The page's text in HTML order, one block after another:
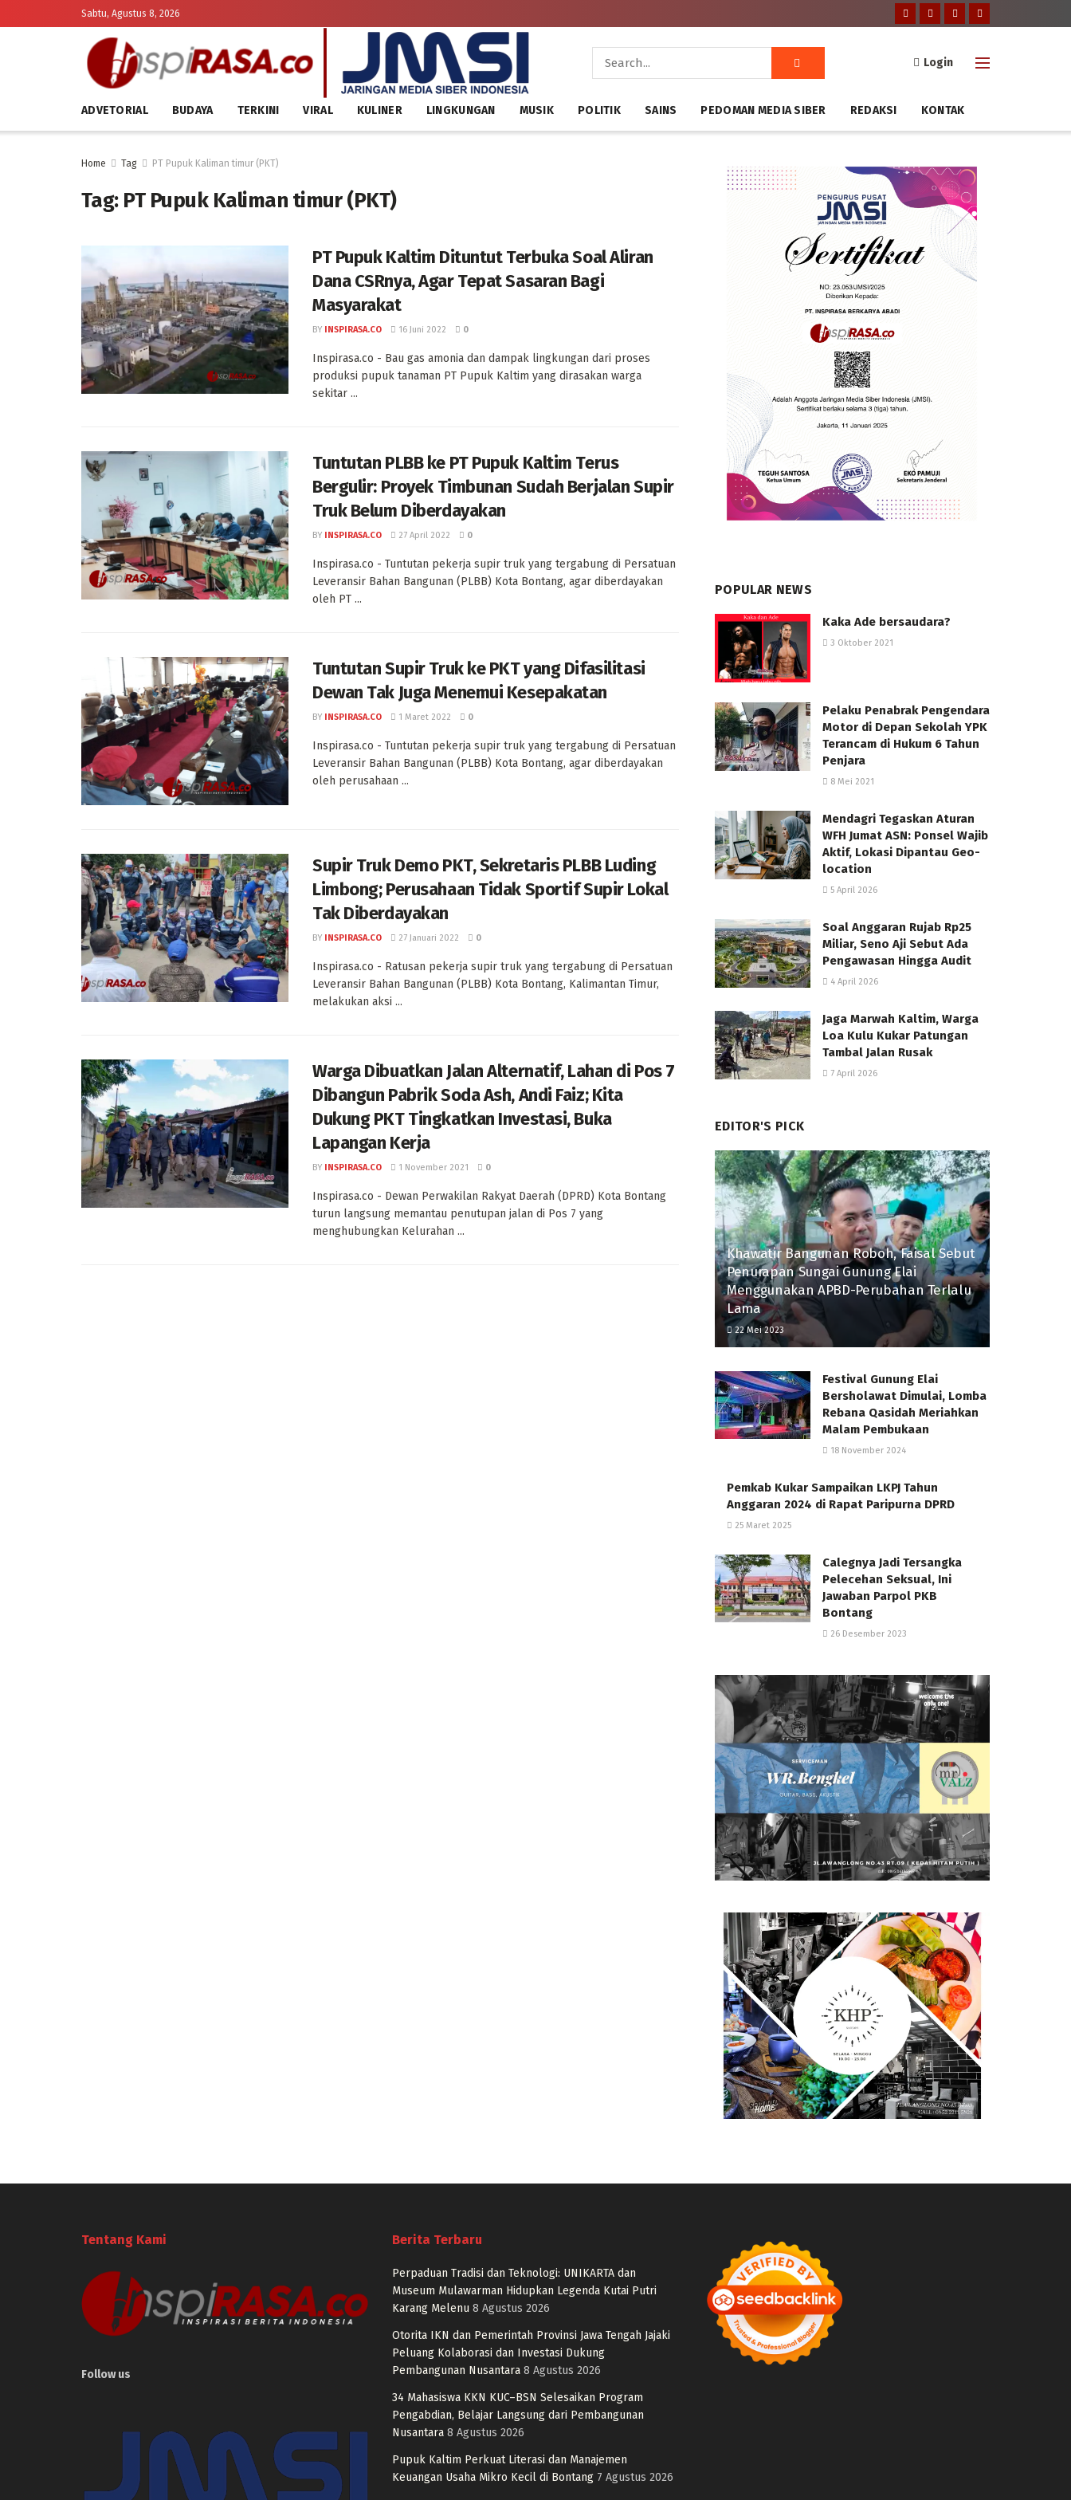
Sabtu, Agustus 8, 2026
Login
ADVETORIAL BUDAYA TERKINI VIRAL KULINER LINGKUNGAN MUSIK POLITIK SAINS PEDOMAN MEDIA SIBER REDAKSI KONTAK
Home Tag PT Pupuk Kaliman timur (PKT)
Tag: PT Pupuk Kaliman timur (PKT)
PT Pupuk Kaltim Dituntut Terbuka Soal Aliran
Dana CSRnya, Agar Tepat Sasaran Bagi
Masyarakat
BY INSPIRASA.CO 16 Juni 2022 0
Inspirasa.co - Bau gas amonia dan dampak lingkungan dari proses
produksi pupuk tanaman PT Pupuk Kaltim yang dirasakan warga
sekitar ...
Tuntutan PLBB ke PT Pupuk Kaltim Terus
Bergulir: Proyek Timbunan Sudah Berjalan Supir
Truk Belum Diberdayakan
BY INSPIRASA.CO 27 April 2022 0
Inspirasa.co - Tuntutan pekerja supir truk yang tergabung di Persatuan
Leveransir Bahan Bangunan (PLBB) Kota Bontang, agar diberdayakan
oleh PT ...
Tuntutan Supir Truk ke PKT yang Difasilitasi
Dewan Tak Juga Menemui Kesepakatan
BY INSPIRASA.CO 1 Maret 2022 0
Inspirasa.co - Tuntutan pekerja supir truk yang tergabung di Persatuan
Leveransir Bahan Bangunan (PLBB) Kota Bontang, agar diberdayakan
oleh perusahaan ...
Supir Truk Demo PKT, Sekretaris PLBB Luding
Limbong; Perusahaan Tidak Sportif Supir Lokal
Tak Diberdayakan
BY INSPIRASA.CO 27 Januari 2022 0
Inspirasa.co - Ratusan pekerja supir truk yang tergabung di Persatuan
Leveransir Bahan Bangunan (PLBB) Kota Bontang, Kalimantan Timur,
melakukan aksi ...
Warga Dibuatkan Jalan Alternatif, Lahan di Pos 7
Dibangun Pabrik Soda Ash, Andi Faiz; Kita
Dukung PKT Tingkatkan Investasi, Buka
Lapangan Kerja
BY INSPIRASA.CO 1 November 2021 0
Inspirasa.co - Dewan Perwakilan Rakyat Daerah (DPRD) Kota Bontang
turun langsung memantau penutupan jalan di Pos 7 yang
menghubungkan Kelurahan ...
POPULAR NEWS
Kaka Ade bersaudara?
3 Oktober 2021
Pelaku Penabrak Pengendara
Motor di Depan Sekolah YPK
Terancam di Hukum 6 Tahun
Penjara
8 Mei 2021
Mendagri Tegaskan Aturan
WFH Jumat ASN: Ponsel Wajib
Aktif, Lokasi Dipantau Geo-
location
5 April 2026
Soal Anggaran Rujab Rp25
Miliar, Seno Aji Sebut Ada
Pengawasan Hingga Audit
4 April 2026
Jaga Marwah Kaltim, Warga
Loa Kulu Kukar Patungan
Tambal Jalan Rusak
7 April 2026
EDITOR'S PICK
Khawatir Bangunan Roboh, Faisal Sebut
Penurapan Sungai Gunung Elai
Menggunakan APBD-Perubahan Terlalu
Lama
22 Mei 2023
Festival Gunung Elai
Bersholawat Dimulai, Lomba
Rebana Qasidah Meriahkan
Malam Pembukaan
18 November 2024
Pemkab Kukar Sampaikan LKPJ Tahun
Anggaran 2024 di Rapat Paripurna DPRD
25 Maret 2025
Calegnya Jadi Tersangka
Pelecehan Seksual, Ini
Jawaban Parpol PKB
Bontang
26 Desember 2023
Tentang Kami
Follow us
Berita Terbaru
Perpaduan Tradisi dan Teknologi: UNIKARTA dan
Museum Mulawarman Hidupkan Legenda Kutai Putri
Karang Melenu 8 Agustus 2026
Otorita IKN dan Pemerintah Provinsi Jawa Tengah Jajaki
Peluang Kolaborasi dan Investasi Dukung
Pembangunan Nusantara 8 Agustus 2026
34 Mahasiswa KKN KUC–BSN Selesaikan Program
Pengabdian, Belajar Langsung dari Pembangunan
Nusantara 8 Agustus 2026
Pupuk Kaltim Perkuat Literasi dan Manajemen
Keuangan Usaha Mikro Kecil di Bontang 7 Agustus 2026